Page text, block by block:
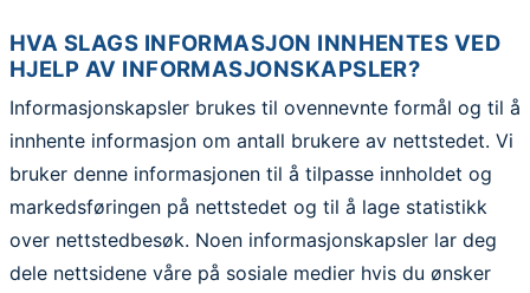
HVA SLAGS INFORMASJON INNHENTES VED
HJELP AV INFORMASJONSKAPSLER?
Informasjonskapsler brukes til ovennevnte formål og til å
innhente informasjon om antall brukere av nettstedet. Vi
bruker denne informasjonen til å tilpasse innholdet og
markedsføringen på nettstedet og til å lage statistikk
over nettstedbesøk. Noen informasjonskapsler lar deg
dele nettsidene våre på sosiale medier hvis du ønsker